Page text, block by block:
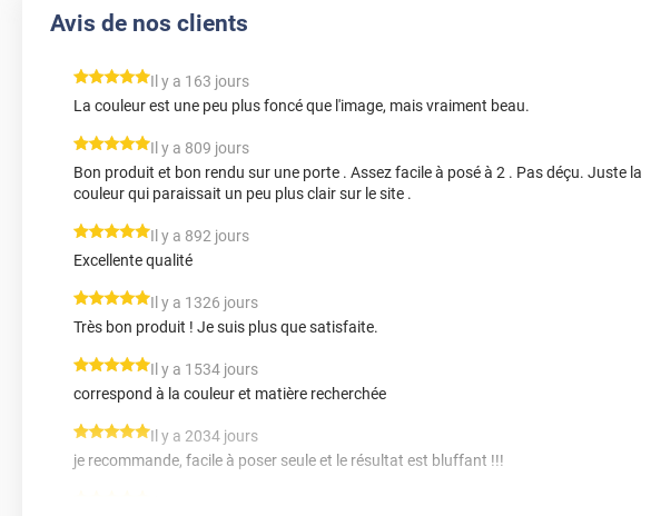
Avis de nos clients
*****
Il y a 163 jours
La couleur est une peu plus foncé que l'image, mais vraiment beau.
*****
Il y a 809 jours
Bon produit et bon rendu sur une porte . Assez facile à posé à 2 . Pas déçu. Juste la
couleur qui paraissait un peu plus clair sur le site .
*****
Il y a 892 jours
Excellente qualité
*****
Il y a 1326 jours
Très bon produit ! Je suis plus que satisfaite.
*****
Il y a 1534 jours
correspond à la couleur et matière recherchée
*****
Il y a 2034 jours
je recommande, facile à poser seule et le résultat est bluffant !!!